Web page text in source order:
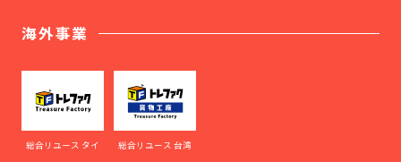
海外事業
総合リユース タイ 総合リユース 台湾